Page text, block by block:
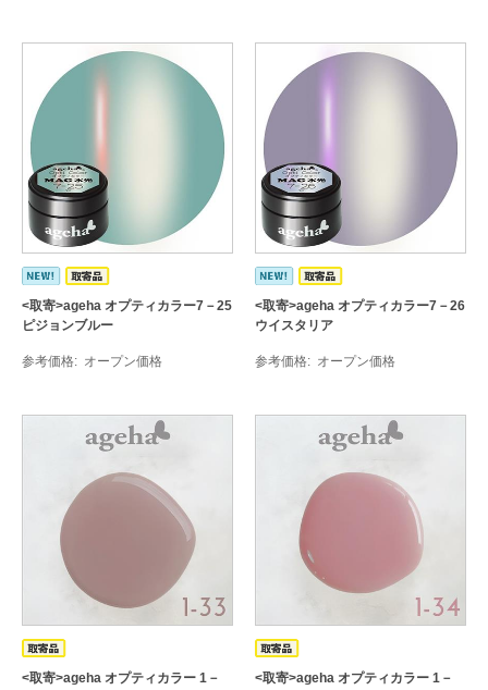
<取寄>ageha オプティカラー7－25
ピジョンブルー
参考価格 オープン価格
<取寄>ageha オプティカラー7－26
ウイスタリア
参考価格 オープン価格
<取寄>ageha オプティカラー 1－
<取寄>ageha オプティカラー 1－